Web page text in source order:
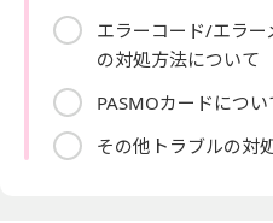
エラーコード/エラ
の対処方法について
PASMOカードについ
その他トラブルの対